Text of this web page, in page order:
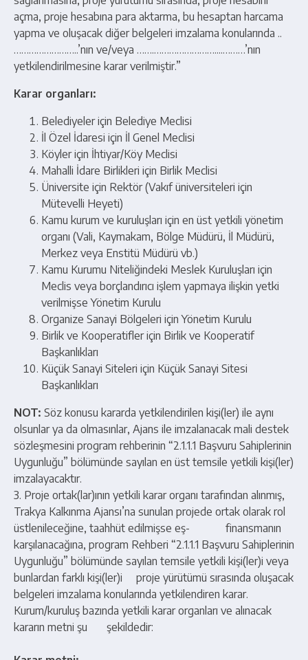
açma, proje hesabına para aktarma, bu hesaptan harcama
yapma ve oluşacak diğer belgeleri imzalama konularında ..
……………………..’nın ve/veya …….……………………....………’nın
yetkilendirilmesine karar verilmiştir.”
Karar organları:
Belediyeler için Belediye Meclisi
İl Özel İdaresi için İl Genel Meclisi
Köyler için İhtiyar/Köy Meclisi
Mahalli İdare Birlikleri için Birlik Meclisi
Üniversite için Rektör (Vakıf üniversiteleri için
Mütevelli Heyeti)
Kamu kurum ve kuruluşları için en üst yetkili yönetim
organı (Vali, Kaymakam, Bölge Müdürü, İl Müdürü,
Merkez veya Enstitü Müdürü vb.)
Kamu Kurumu Niteliğindeki Meslek Kuruluşları için
Meclis veya borçlandırıcı işlem yapmaya ilişkin yetki
verilmişse Yönetim Kurulu
Organize Sanayi Bölgeleri için Yönetim Kurulu
Birlik ve Kooperatifler için Birlik ve Kooperatif
Başkanlıkları
Küçük Sanayi Siteleri için Küçük Sanayi Sitesi
Başkanlıkları
NOT: Söz konusu kararda yetkilendirilen kişi(ler) ile aynı
olsunlar ya da olmasınlar, Ajans ile imzalanacak mali destek
sözleşmesini program rehberinin “2.1.1.1 Başvuru Sahiplerinin
Uygunluğu” bölümünde sayılan en üst temsile yetkili kişi(ler)
imzalayacaktır.
3. Proje ortak(lar)ının yetkili karar organı tarafından alınmış,
Trakya Kalkınma Ajansı’na sunulan projede ortak olarak rol
üstlenileceğine, taahhüt edilmişse eş- finansmanın
karşılanacağına, program Rehberi “2.1.1.1 Başvuru Sahiplerinin
Uygunluğu” bölümünde sayılan temsile yetkili kişi(ler)i veya
bunlardan farklı kişi(ler)i proje yürütümü sırasında oluşacak
belgeleri imzalama konularında yetkilendiren karar.
Kurum/kuruluş bazında yetkili karar organları ve alınacak
kararın metni şu şekildedir: